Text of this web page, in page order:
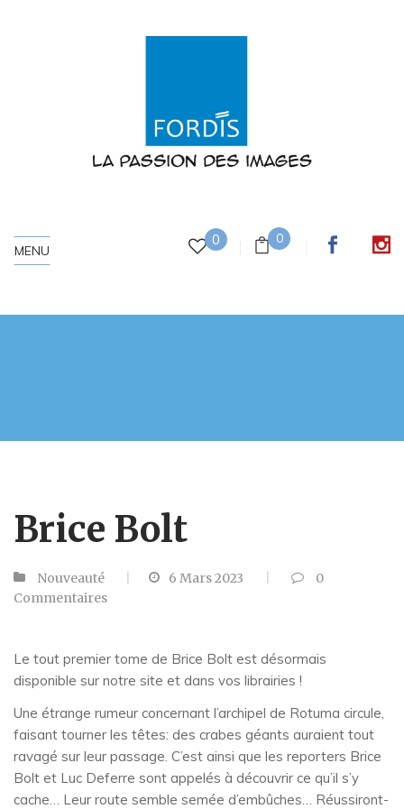
0 0
MENU
Brice Bolt
Nouveauté 6 Mars 2023
0
Commentaires
Le tout premier tome de Brice Bolt est désormais
disponible sur notre site et dans vos librairies !
Une étrange rumeur concernant l’archipel de Rotuma circule,
faisant tourner les têtes: des crabes géants auraient tout
ravagé sur leur passage. C’est ainsi que les reporters Brice
Bolt et Luc Deferre sont appelés à découvrir ce qu’il s’y
cache… Leur route semble semée d’embûches… Réussiront-